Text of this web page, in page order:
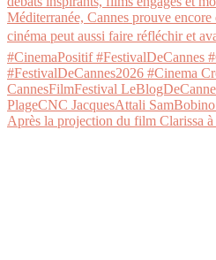
Après la projection du film Clarissa